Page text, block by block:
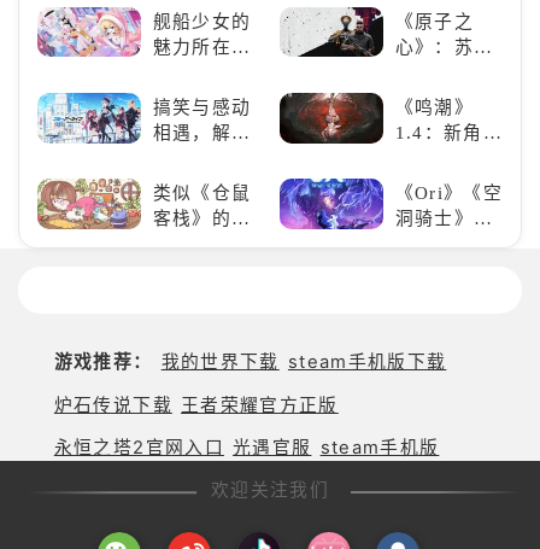
爱的装备出
发吧！
决斗》，牌
佬都爱玩的
游戏是啥
游戏，休闲
娱乐尽在手
中！
舰船少女的
魅力所在：
线》
《原子之
心》：苏联
游戏盛宴与
瑕疵
搞笑与感动
相遇，解锁
的魅力
《鸣潮》
1.4：新角
情，全新冒
险体验！
类似《仓鼠
客栈》的萌
宠类游戏推
《Ori》《空
洞骑士》
《死亡细
游戏推荐： 我的世界下载 steam手机版下载
炉石传说下载 王者荣耀官方正版
永恒之塔2官网入口
光遇官服
steam手机版
欢迎关注我们